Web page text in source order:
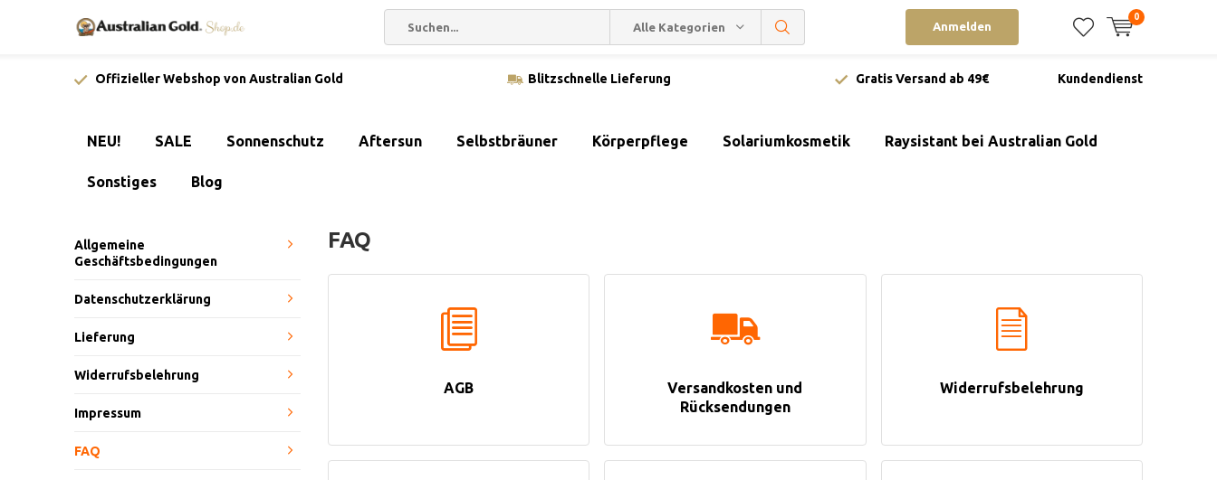
Alle Kategorien Anmelden
0
Offizieller Webshop von Australian Gold Blitzschnelle Lieferung Gratis Versand ab 49€ Kundendienst
NEU! SALE Sonnenschutz Aftersun Selbstbräuner Körperpflege Solariumkosmetik Raysistant bei Australian Gold
Sonstiges Blog
FAQ
AGB
Versandkosten und
Rücksendungen
Widerrufsbelehrung
Allgemeine
Geschäftsbedingungen
Datenschutzerklärung
Lieferung
Widerrufsbelehrung
Impressum
FAQ